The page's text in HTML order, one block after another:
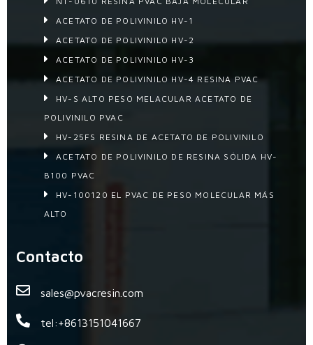
ACETATO DE POLIVINILO HV-1
ACETATO DE POLIVINILO HV-2
ACETATO DE POLIVINILO HV-3
ACETATO DE POLIVINILO HV-4 RESINA PVAC
HV-S ALTO PESO MELACULAR ACETATO DE
POLIVINILO PVAC
HV-25FS RESINA DE ACETATO DE POLIVINILO
ACETATO DE POLIVINILO DE RESINA SÓLIDA HV-
B100 PVAC
HV-100120 EL PVAC DE PESO MOLECULAR MÁS
ALTO
Contacto
sales@pvacresin.com
tel:+8613151041667